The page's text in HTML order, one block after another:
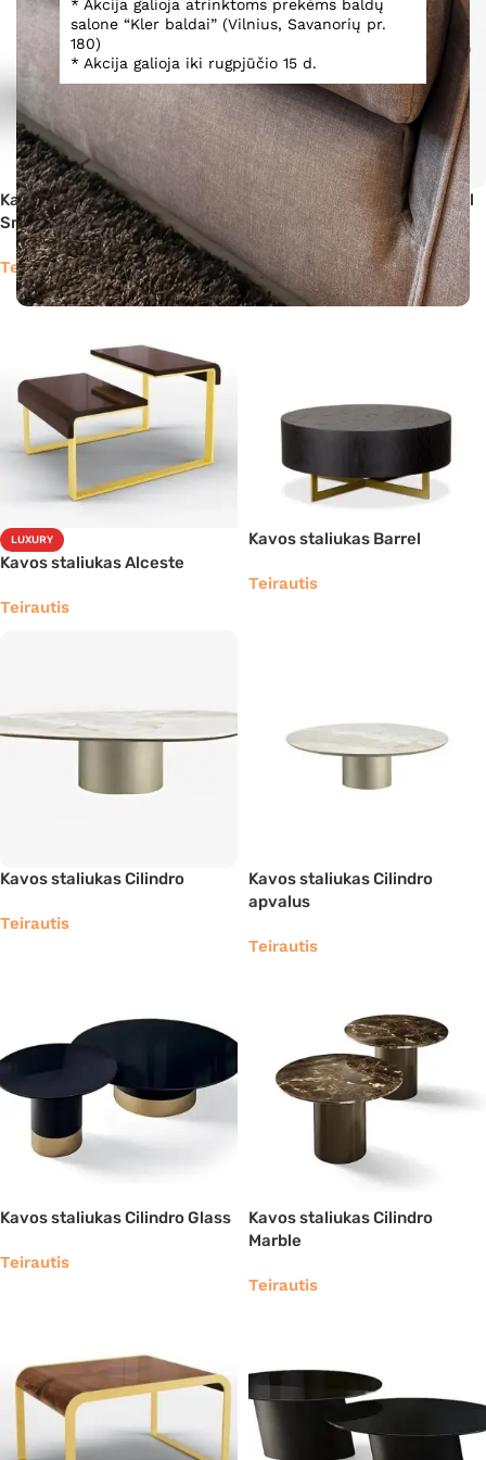
* Akcija galioja atrinktoms prekėms baldų
salone “Kler baldai” (Vilnius, Savanorių pr.
180)
* Akcija galioja iki rugpjūčio 15 d.
Kavos staliukas Achille Round
Small
Teirautis
Kavos staliukas Achille Small
Teirautis
LUXURY
Kavos staliukas Alceste
Teirautis
Kavos staliukas Barrel
Teirautis
Kavos staliukas Cilindro
Teirautis
Kavos staliukas Cilindro
apvalus
Teirautis
Kavos staliukas Cilindro Glass
Teirautis
Kavos staliukas Cilindro
Marble
Teirautis